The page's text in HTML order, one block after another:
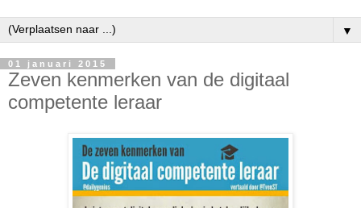
▼
01 januari 2015
Zeven kenmerken van de digitaal
competente leraar